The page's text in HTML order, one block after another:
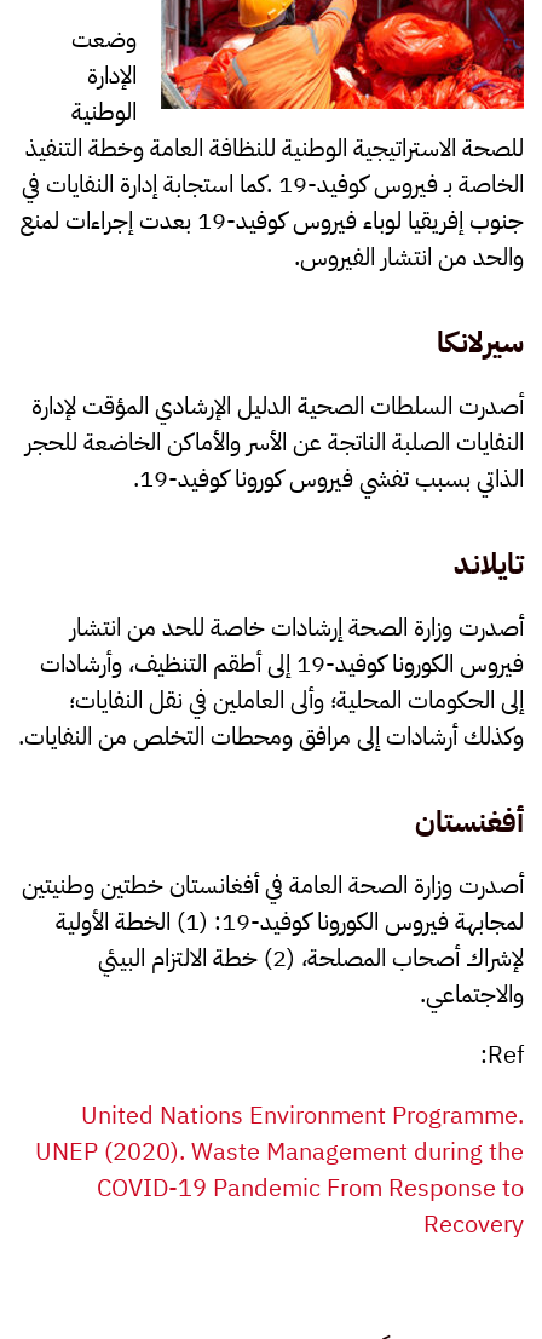
وضعت
الإدارة
الوطنية
للصحة الاستراتيجية الوطنية للنظافة العامة وخطة التنفيذ
الخاصة بـ فيروس كوفيد-19 .كما استجابة إدارة النفايات في
جنوب إفريقيا لوباء فيروس كوفيد-19 بعدت إجراءات لمنع
والحد من انتشار الفيروس.
سيرلانكا
أصدرت السلطات الصحية الدليل الإرشادي المؤقت لإدارة
النفايات الصلبة الناتجة عن الأسر والأماكن الخاضعة للحجر
الذاتي بسبب تفشي فيروس كورونا كوفيد-19.
تايلاند
أصدرت وزارة الصحة إرشادات خاصة للحد من انتشار
فيروس الكورونا كوفيد-19 إلى أطقم التنظيف، وأرشادات
إلى الحكومات المحلية؛ وألى العاملين في نقل النفايات؛
وكذلك أرشادات إلى مرافق ومحطات التخلص من النفايات.
أفغنستان
أصدرت وزارة الصحة العامة في أفغانستان خطتين وطنيتين
لمجابهة فيروس الكورونا كوفيد-19: (1) الخطة الأولية
لإشراك أصحاب المصلحة، (2) خطة الالتزام البيئي
والاجتماعي.
Ref:
United Nations Environment Programme.
UNEP (2020). Waste Management during the
COVID-19 Pandemic From Response to
Recovery